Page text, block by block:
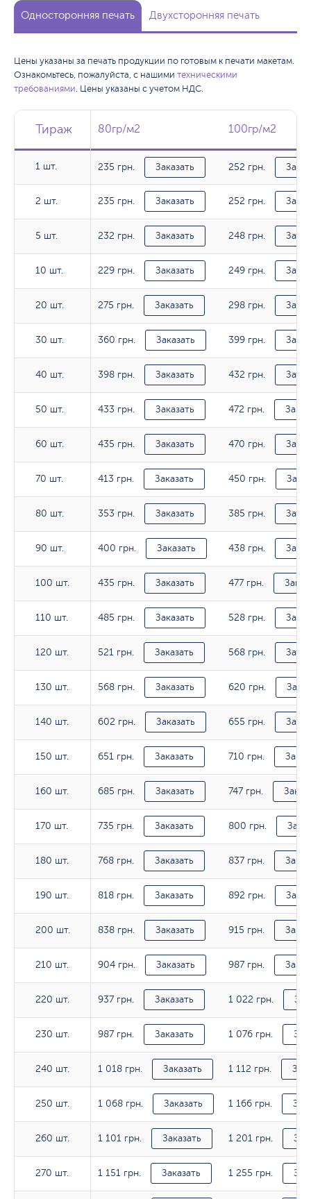
Односторонняя печать Двухсторонняя печать
Цены указаны за печать продукции по готовым к печати макетам.
Ознакомьтесь, пожалуйста, с нашими техническими
требованиями. Цены указаны с учетом НДС.
Тираж
1 шт.
2 шт.
5 шт.
10 шт.
20 шт.
30 шт.
40 шт.
50 шт.
60 шт.
70 шт.
80 шт.
90 шт.
100 шт.
110 шт.
120 шт.
130 шт.
140 шт.
150 шт.
160 шт.
170 шт.
180 шт.
190 шт.
200 шт.
210 шт.
220 шт.
230 шт.
240 шт.
250 шт.
260 шт.
270 шт.
Тираж 80гр/м2 100гр/м2
Тираж 80гр/м2 100гр/м2
1 шт. 235 грн. Заказать 252 грн.
2 шт. 235 грн. Заказать 252 грн.
5 шт. 232 грн. Заказать 248 грн.
10 шт. 229 грн. Заказать 249 грн.
20 шт. 275 грн. Заказать 298 грн.
30 шт. 360 грн. Заказать 399 грн.
40 шт. 398 грн. Заказать 432 грн.
50 шт. 433 грн. Заказать 472 грн.
60 шт. 435 грн. Заказать 470 грн.
70 шт. 413 грн. Заказать 450 грн.
80 шт. 353 грн. Заказать 385 грн.
90 шт. 400 грн. Заказать 438 грн.
100 шт. 435 грн. Заказать 477 грн.
110 шт. 485 грн. Заказать 528 грн.
120 шт. 521 грн. Заказать 568 грн.
130 шт. 568 грн. Заказать 620 грн.
140 шт. 602 грн. Заказать 655 грн.
150 шт. 651 грн. Заказать 710 грн.
160 шт. 685 грн. Заказать 747 грн.
170 шт. 735 грн. Заказать 800 грн.
180 шт. 768 грн. Заказать 837 грн.
190 шт. 818 грн. Заказать 892 грн.
200 шт. 838 грн. Заказать 915 грн.
210 шт. 904 грн. Заказать 987 грн.
220 шт. 937 грн. Заказать 1 022 грн.
230 шт. 987 грн. Заказать 1 076 грн.
240 шт. 1 018 грн. Заказать 1 112 грн.
250 шт. 1 068 грн. Заказать 1 166 грн.
260 шт. 1 101 грн. Заказать 1 201 грн.
270 шт. 1 151 грн. Заказать 1 255 грн.